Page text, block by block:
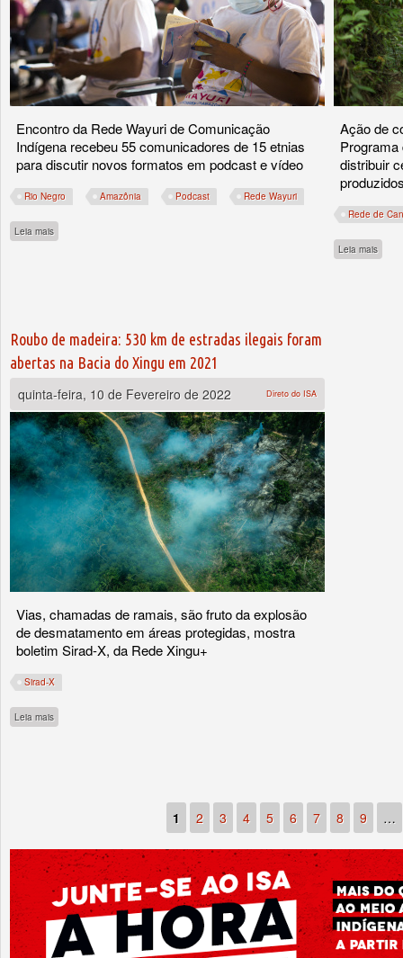
Encontro da Rede Wayuri de Comunicação
Indígena recebeu 55 comunicadores de 15 etnias
para discutir novos formatos em podcast e vídeo
Rio Negro Amazônia Podcast Rede Wayuri
Leia mais
Ação de
distribuir
Rede de
Leia mais
Roubo de madeira: 530 km de estradas ilegais foram
abertas na Bacia do Xingu em 2021
quinta-feira, 10 de Fevereiro de 2022
Direto do ISA
Vias, chamadas de ramais, são fruto da explosão
de desmatamento em áreas protegidas, mostra
boletim Sirad-X, da Rede Xingu+
Sirad-X
Leia mais
1 2 3 4 5 6 7 8 9 …